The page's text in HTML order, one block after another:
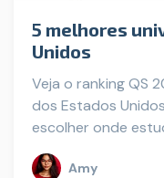
5 melhores
Unidos
Veja o ranking QS
dos Estados
escolher onde
Amy